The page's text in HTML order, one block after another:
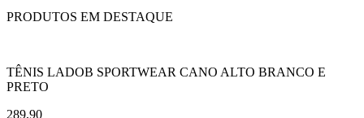
PRODUTOS EM DESTAQUE
TÊNIS LADOB SPORTWEAR CANO ALTO BRANCO E
PRETO
289,90